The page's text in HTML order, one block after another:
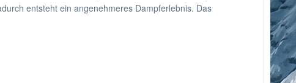
entsteht ein angenehmeres Dampferlebnis. Das